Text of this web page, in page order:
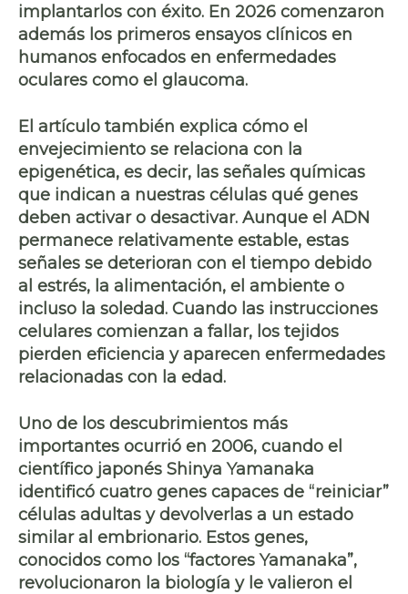
implantarlos con éxito. En 2026 comenzaron
además los primeros ensayos clínicos en
humanos enfocados en enfermedades
oculares como el glaucoma.
El artículo también explica cómo el
envejecimiento se relaciona con la
epigenética, es decir, las señales químicas
que indican a nuestras células qué genes
deben activar o desactivar. Aunque el ADN
permanece relativamente estable, estas
señales se deterioran con el tiempo debido
al estrés, la alimentación, el ambiente o
incluso la soledad. Cuando las instrucciones
celulares comienzan a fallar, los tejidos
pierden eficiencia y aparecen enfermedades
relacionadas con la edad.
Uno de los descubrimientos más
importantes ocurrió en 2006, cuando el
científico japonés Shinya Yamanaka
identificó cuatro genes capaces de “reiniciar”
células adultas y devolverlas a un estado
similar al embrionario. Estos genes,
conocidos como los “factores Yamanaka”,
revolucionaron la biología y le valieron el